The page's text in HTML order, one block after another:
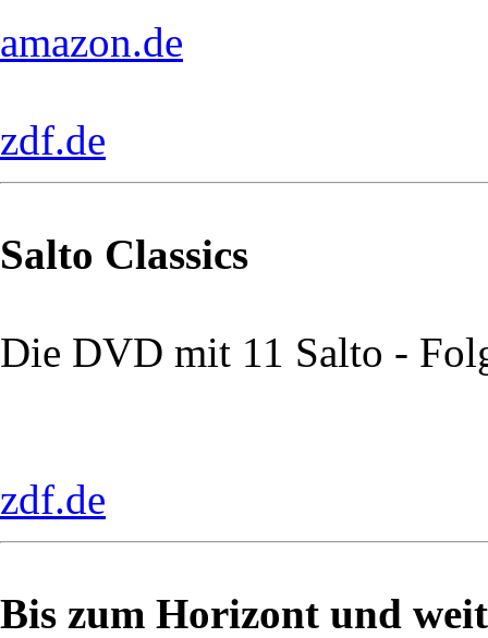
amazon.de
zdf.de
Salto Classics
Die DVD mit 11 Salto -
zdf.de
Bis zum Horizont und